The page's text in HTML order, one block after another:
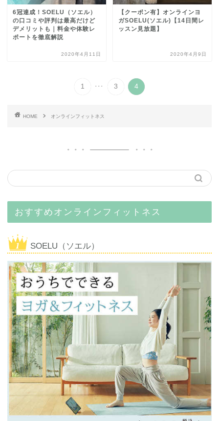
6冠達成！SOELU（ソエル）
の口コミや評判は最高だけど
デメリットも｜料金や体験レ
ポートを徹底解説
2020年4月11日
【クーポン有】オンラインヨ
ガSOELU(ソエル)【14日間レ
ッスン見放題】
2020年4月9日
1 ... 3 4
HOME オンラインフィットネス
おすすめオンラインフィットネス
SOELU（ソエル）